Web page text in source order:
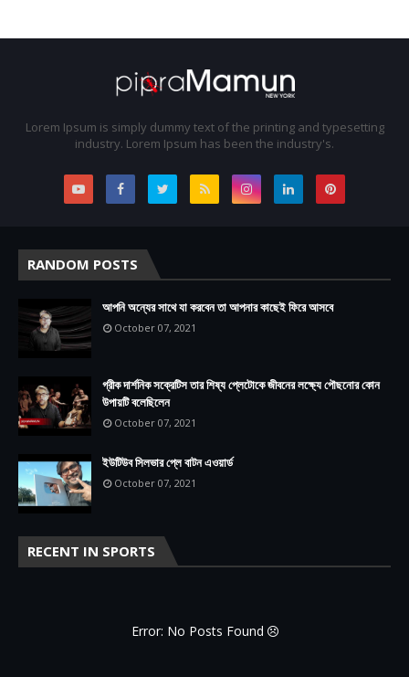
Lorem Ipsum is simply dummy text of the printing and typesetting
industry. Lorem Ipsum has been the industry's.
RANDOM POSTS
আপনি অন্যের সাথে যা করবেন তা আপনার কাছেই ফিরে আসবে
October 07, 2021
গ্রীক দার্শনিক সক্রেটিস তার শিষ্য প্লেটোকে জীবনের লক্ষ্যে পৌছনোর কোন
উপায়টি বলেছিলেন
October 07, 2021
ইউটিউব সিলভার প্লে বাটন এওয়ার্ড
October 07, 2021
RECENT IN SPORTS
Error: No Posts Found